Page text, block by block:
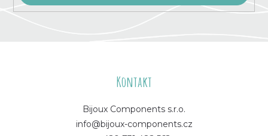
Kontakt
Bijoux Components s.r.o.
info@bijoux-components.cz